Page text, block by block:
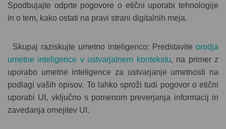
Spodbujajte odprte pogovore o etični uporabi tehnologije
in o tem, kako ostati na pravi strani digitalnih meja.
Skupaj raziskujte umetno inteligenco: Predstaviteorodja
umetne inteligence v ustvarjalnem kontekstu, na primer z
uporabo umetne inteligence za ustvarjanje umetnosti na
podlagi vaših opisov. To lahko sproži tudi pogovor o etični
uporabi UI, vključno s pomenom preverjanja informacij in
zavedanja omejitev UI.